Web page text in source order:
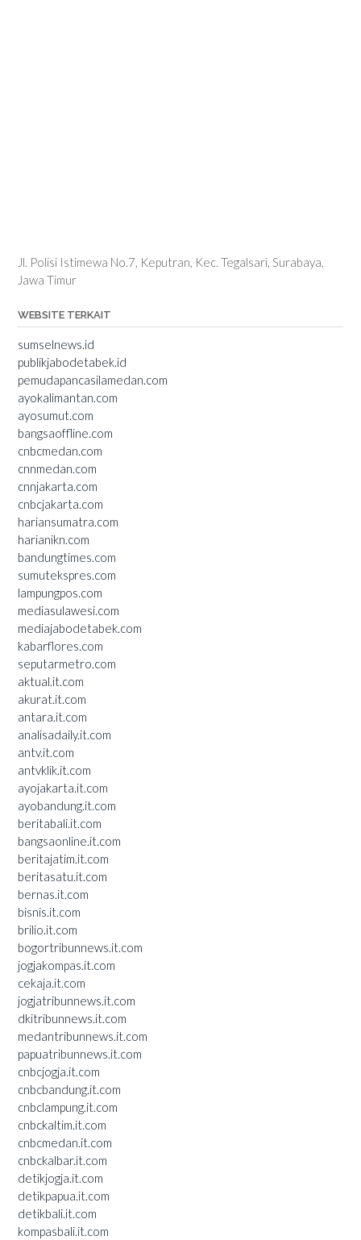
Jl. Polisi Istimewa No.7, Keputran, Kec. Tegalsari, Surabaya,
Jawa Timur
WEBSITE TERKAIT
sumselnews.id
publikjabodetabek.id
pemudapancasilamedan.com
ayokalimantan.com
ayosumut.com
bangsaoffline.com
cnbcmedan.com
cnnmedan.com
cnnjakarta.com
cnbcjakarta.com
hariansumatra.com
harianikn.com
bandungtimes.com
sumutekspres.com
lampungpos.com
mediasulawesi.com
mediajabodetabek.com
kabarflores.com
seputarmetro.com
aktual.it.com
akurat.it.com
antara.it.com
analisadaily.it.com
antv.it.com
antvklik.it.com
ayojakarta.it.com
ayobandung.it.com
beritabali.it.com
bangsaonline.it.com
beritajatim.it.com
beritasatu.it.com
bernas.it.com
bisnis.it.com
brilio.it.com
bogortribunnews.it.com
jogjakompas.it.com
cekaja.it.com
jogjatribunnews.it.com
dkitribunnews.it.com
medantribunnews.it.com
papuatribunnews.it.com
cnbcjogja.it.com
cnbcbandung.it.com
cnbclampung.it.com
cnbckaltim.it.com
cnbcmedan.it.com
cnbckalbar.it.com
detikjogja.it.com
detikpapua.it.com
detikbali.it.com
kompasbali.it.com